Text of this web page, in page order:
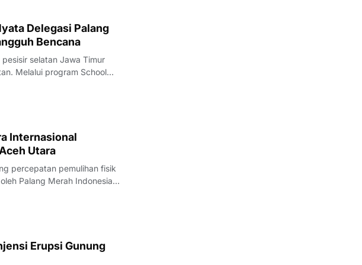
Delegasi Palang
Bencana
selatan Jawa Timur
Melalui program School
Jember
Internasional
Utara
percepatan pemulihan fisik
Palang Merah Indonesia
Aceh Utara, bantuan
Erupsi Gunung